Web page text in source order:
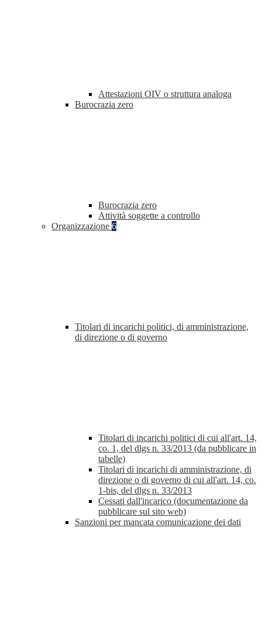
Attestazioni OIV o struttura analoga
Burocrazia zero
Burocrazia zero
Attività soggette a controllo
Organizzazione 6
Titolari di incarichi politici, di amministrazione,
di direzione o di governo
Titolari di incarichi politici di cui all'art. 14,
co. 1, del dlgs n. 33/2013 (da pubblicare in
tabelle)
Titolari di incarichi di amministrazione, di
direzione o di governo di cui all'art. 14, co.
1-bis, del dlgs n. 33/2013
Cessati dall'incarico (documentazione da
pubblicare sul sito web)
Sanzioni per mancata comunicazione dei dati